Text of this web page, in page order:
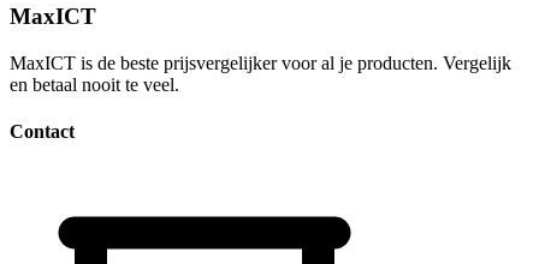
MaxICT
MaxICT is de beste prijsvergelijker voor al je producten. Vergelijk
en betaal nooit te veel.
Contact